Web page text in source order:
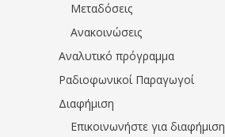
Μεταδόσεις
Ανακοινώσεις
Αναλυτικό πρόγραμμα
Ραδιοφωνικοί Παραγωγοί
Διαφήμιση
Επικοινωνήστε για διαφήμιση